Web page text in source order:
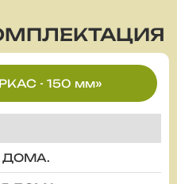
- 150 мм»
ДОМА.